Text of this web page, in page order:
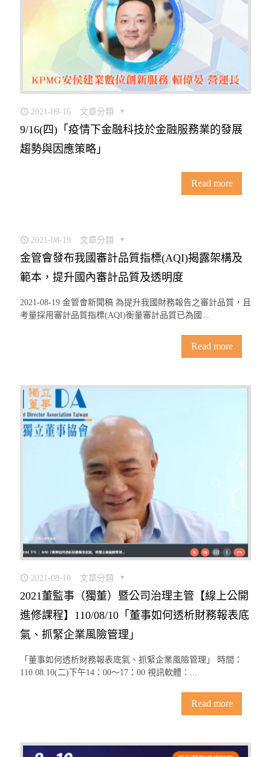
2021-09-16 文章分類
9/16(四)「疫情下金融科技於金融服務業的發展
趨勢與因應策略」
Read more
2021-08-19 文章分類
金管會發布我國審計品質指標(AQI)揭露架構及
範本，提升國內審計品質及透明度
2021-08-19 金管會新聞稿 為提升我國財務報告之審計品質，且
考量採用審計品質指標(AQI)衡量審計品質已為國...
Read more
2021-08-10 文章分類
2021董監事（獨董）暨公司治理主管【線上公開
進修課程】110/08/10「董事如何透析財務報表底
氣、抓緊企業風險管理」
「董事如何透析財務報表底氣、抓緊企業風險管理」 時間：
110.08.10(二)下午14：00〜17：00 視訊軟體：...
Read more